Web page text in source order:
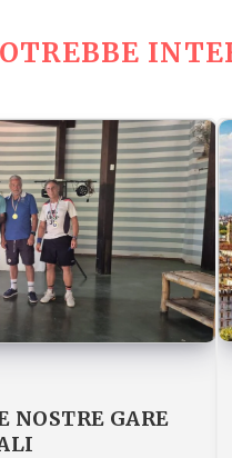
NOSTRE GARE